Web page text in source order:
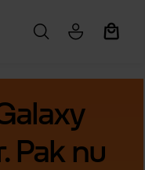
Pak nu